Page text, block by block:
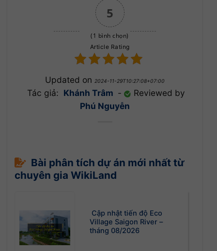
5
(1 bình chọn)
Article Rating
Updated on 2024-11-29T10:27:08+07:00
Tác giả: Khánh Trâm -
Reviewed by
Phú Nguyễn
Bài phân tích dự án mới nhất từ
chuyên gia WikiLand
Cập nhật tiến độ Eco
Village Saigon River –
tháng 08/2026